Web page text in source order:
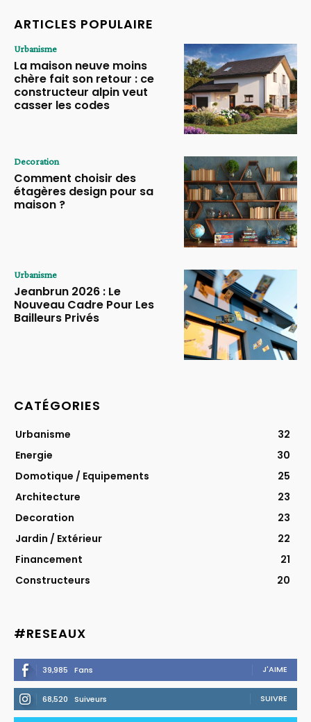
ARTICLES POPULAIRE
Urbanisme
La maison neuve moins
chère fait son retour : ce
constructeur alpin veut
casser les codes
Decoration
Comment choisir des
étagères design pour sa
maison ?
Urbanisme
Jeanbrun 2026 : Le
Nouveau Cadre Pour Les
Bailleurs Privés
CATÉGORIES
Urbanisme
32
Energie
30
Domotique / Equipements
25
Architecture
23
Decoration
23
Jardin / Extérieur
22
Financement
21
Constructeurs
20
#RESEAUX
39,985 Fans J'AIME
68,520 Suiveurs SUIVRE